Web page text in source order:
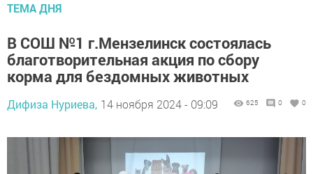
ТЕМА ДНЯ
В СОШ №1 г.Мензелинск состоялась
благотворительная акция по сбору
корма для бездомных животных
Дифиза Нуриева, 14 ноября 2024 - 09:09 625 0 0